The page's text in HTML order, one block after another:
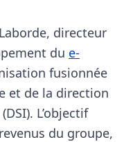
directeur
du e-
fusionnée
et de la direction
L’objectif
du groupe,